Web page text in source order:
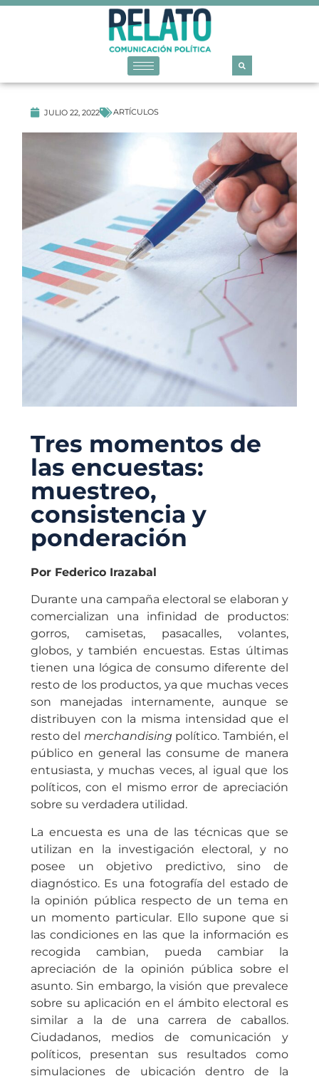
JULIO 22, 2022 ARTÍCULOS
Tres momentos de
las encuestas:
muestreo,
consistencia y
ponderación
Por Federico Irazabal
Durante una campaña electoral se elaboran y
comercializan una infinidad de productos:
gorros, camisetas, pasacalles, volantes,
globos, y también encuestas. Estas últimas
tienen una lógica de consumo diferente del
resto de los productos, ya que muchas veces
son manejadas internamente, aunque se
distribuyen con la misma intensidad que el
resto del merchandising político. También, el
público en general las consume de manera
entusiasta, y muchas veces, al igual que los
políticos, con el mismo error de apreciación
sobre su verdadera utilidad.
La encuesta es una de las técnicas que se
utilizan en la investigación electoral, y no
posee un objetivo predictivo, sino de
diagnóstico. Es una fotografía del estado de
la opinión pública respecto de un tema en
un momento particular. Ello supone que si
las condiciones en las que la información es
recogida cambian, pueda cambiar la
apreciación de la opinión pública sobre el
asunto. Sin embargo, la visión que prevalece
sobre su aplicación en el ámbito electoral es
similar a la de una carrera de caballos.
Ciudadanos, medios de comunicación y
políticos, presentan sus resultados como
simulaciones de ubicación dentro de la